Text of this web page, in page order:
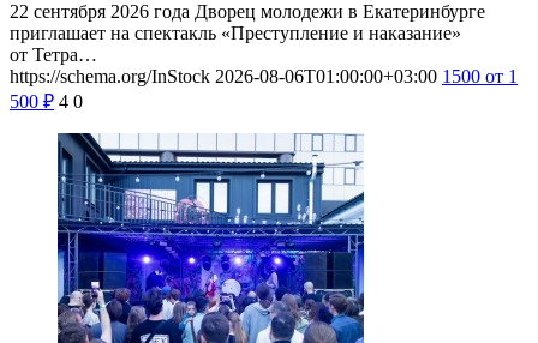
22 сентября 2026 года Дворец молодежи в Екатеринбурге
приглашает на спектакль «Преступление и наказание»
от Тетра…
https://schema.org/InStock 2026-08-06T01:00:00+03:00 1500 от 1
500 ₽ 4 0